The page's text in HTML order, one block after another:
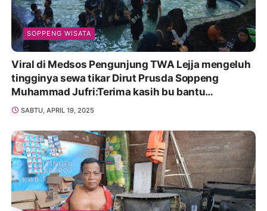
SOPPENG WISATA
Viral di Medsos Pengunjung TWA Lejja mengeluh
tingginya sewa tikar Dirut Prusda Soppeng
Muhammad Jufri:Terima kasih bu bantu
Promosikan
SABTU, APRIL 19, 2025